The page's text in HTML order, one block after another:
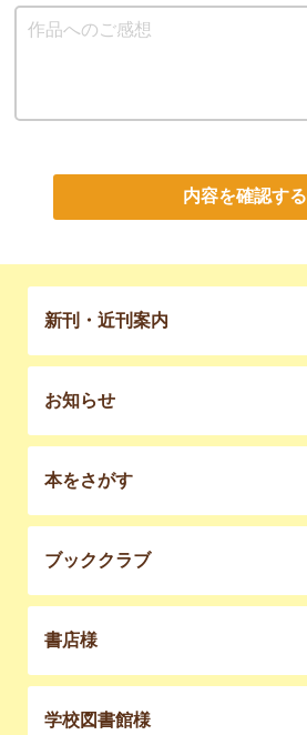
内容を確認する
新刊・近刊案内
お知らせ
本をさがす
ブッククラブ
書店様
学校図書館様